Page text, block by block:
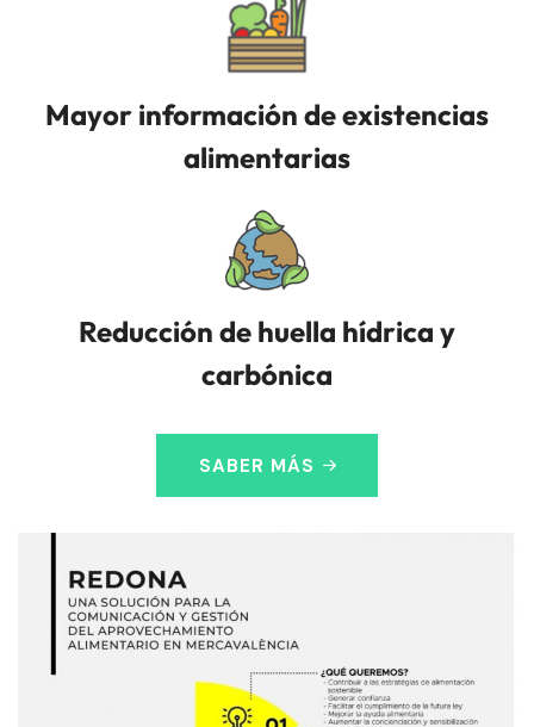
Mayor información de existencias
alimentarias
Reducción de huella hídrica y
carbónica
SABER MÁS